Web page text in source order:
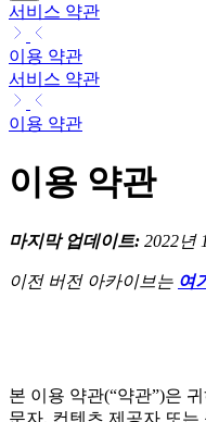
서비스 약관
이용 약관
서비스 약관
이용 약관
이용 약관
마지막 업데이트: 2022년
이전 버전 아카이브는 여
본 이용 약관(“약관”)은
문자, 컨텐츠 제공자 또는